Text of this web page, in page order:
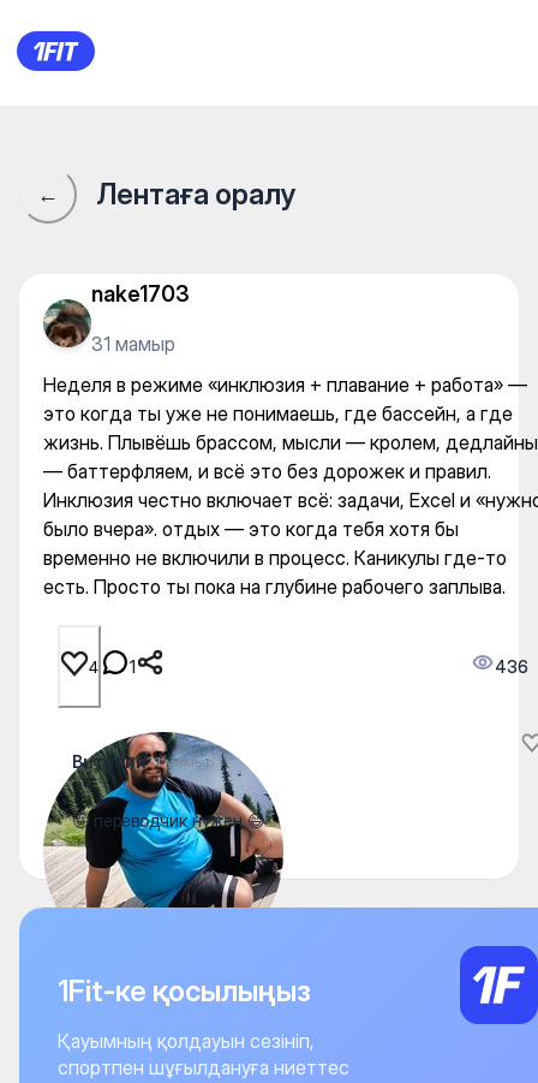
Неделя в режиме
← Лентаға оралу
nake1703
31 мамыр
Неделя в режиме «инклюзия + плавание + работа» —
это когда ты уже не понимаешь, где бассейн, а где
жизнь. Плывёшь брассом, мысли — кролем, дедлайны
— баттерфляем, и всё это без дорожек и правил.
Инклюзия честно включает всё: задачи, Excel и
было вчера». отдых — это когда тебя хотя бы
временно не включили в процесс. Каникулы где-то
есть. Просто ты пока на глубине рабочего заплыва.
4 1 436
Виталий31 мамыр
🤪 переводчик нужен 😄
1Fit-ке қосылыңыз
Қауымның қолдауын сезініп,
спортпен шұғылдануға ниеттес